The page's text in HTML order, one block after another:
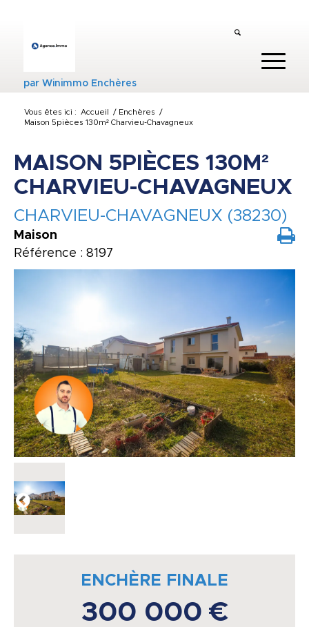
parWinimmo Enchères
Vous êtes ici : Accueil / Enchères
/
Maison 5pièces 130m² Charvieu-Chavagneux
MAISON 5PIÈCES 130M²
CHARVIEU-CHAVAGNEUX
CHARVIEU-CHAVAGNEUX (38230)
Maison
Référence : 8197
ENCHÈRE FINALE
300 000 €